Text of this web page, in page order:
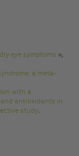
eye symptoms »,
a meta-
with a
antioxidants in
study.